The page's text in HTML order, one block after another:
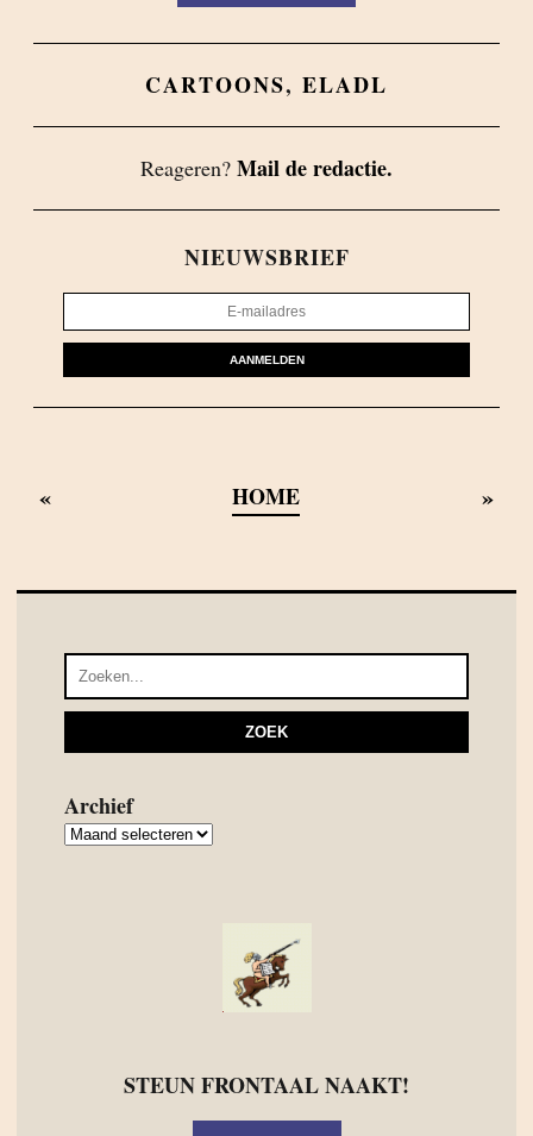
CARTOONS, ELADL
Reageren? Mail de redactie.
NIEUWSBRIEF
AANMELDEN
« HOME »
Archief
Archief
STEUN FRONTAAL NAAKT!